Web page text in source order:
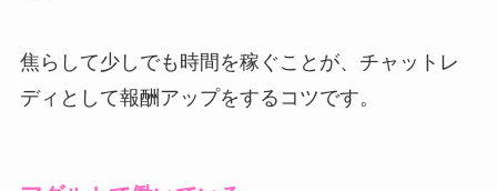
焦らして少しでも時間を稼ぐことが、チャットレ
ディとして報酬アップをするコツです。